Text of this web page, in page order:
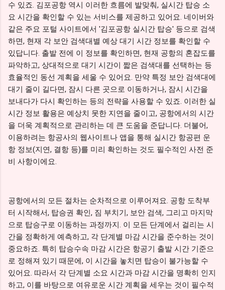
수 있죠. 김포공항 역시 이러한 흐름에 발맞춰, 실시간 탑승 소
요 시간을 확인할 수 있는 서비스를 제공하고 있어요. 네이버와
같은 주요 포털 사이트에서 '김포공항 실시간 탑승' 등으로 검색
하면, 현재 각 보안 검색대별 예상 대기 시간 정보를 확인할 수
있답니다. 출발 전에 이 정보를 확인하면, 현재 공항의 혼잡도를
파악하고, 상대적으로 대기 시간이 짧은 검색대를 선택하는 등
효율적인 동선 계획을 세울 수 있어요. 만약 특정 보안 검색대에
대기 줄이 길다면, 잠시 다른 곳으로 이동하거나, 잠시 시간을
보내다가 다시 확인하는 등의 전략을 사용할 수 있죠. 이러한 실
시간 정보 활용은 예상치 못한 지연을 줄이고, 공항에서의 시간
을 더욱 계획적으로 관리하는 데 큰 도움을 준답니다. 더불어,
이용하려는 항공사의 웹사이트나 앱을 통해 실시간 항공편 운
항 정보(지연, 결항 등)를 미리 확인하는 것도 필수적인 사전 준
비 사항이에요.
공항에서의 모든 절차는 순차적으로 이루어져요. 공항 도착부
터 시작해서, 탑승권 확인, 짐 부치기, 보안 검색, 그리고 마지막
으로 탑승구로 이동하는 과정까지. 이 모든 단계에서 걸리는 시
간을 정확하게 예측하고, 각 단계별 마감 시간을 준수하는 것이
중요하죠. 특히 탑승수속 마감 시간은 항공기 출발 시간 기준으
로 정해져 있기 때문에, 이 시간을 놓치면 탑승이 불가능할 수
있어요. 따라서 각 단계별 소요 시간과 마감 시간을 명확히 인지
하고, 이를 바탕으로 여유로운 시간 계획을 세우는 것이 필수적